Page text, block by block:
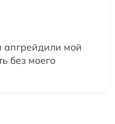
апгрейдили мой
без моего